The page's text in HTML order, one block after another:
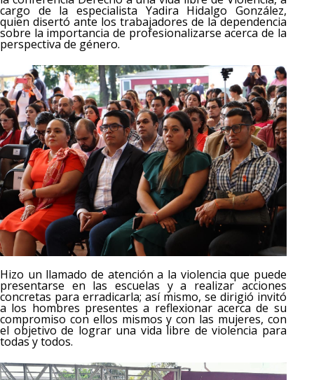
cargo de la especialista Yadira Hidalgo González,
quien disertó ante los trabajadores de la dependencia
sobre la importancia de profesionalizarse acerca de la
perspectiva de género.
Hizo un llamado de atención a la violencia que puede
presentarse en las escuelas y a realizar acciones
concretas para erradicarla; así mismo, se dirigió invitó
a los hombres presentes a reflexionar acerca de su
compromiso con ellos mismos y con las mujeres, con
el objetivo de lograr una vida libre de violencia para
todas y todos.